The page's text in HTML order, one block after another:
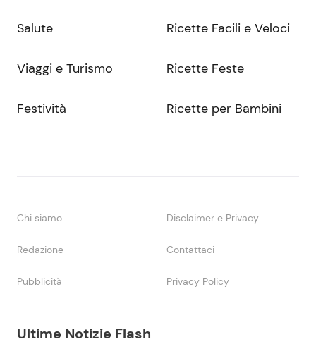
Ultime Notizie Flash
Salute
Viaggi e Turismo
Festività
Ricette Facili e Veloci
Ricette Feste
Ricette per Bambini
Chi siamo Disclaimer e Privacy
Redazione Contattaci
Pubblicità Privacy Policy